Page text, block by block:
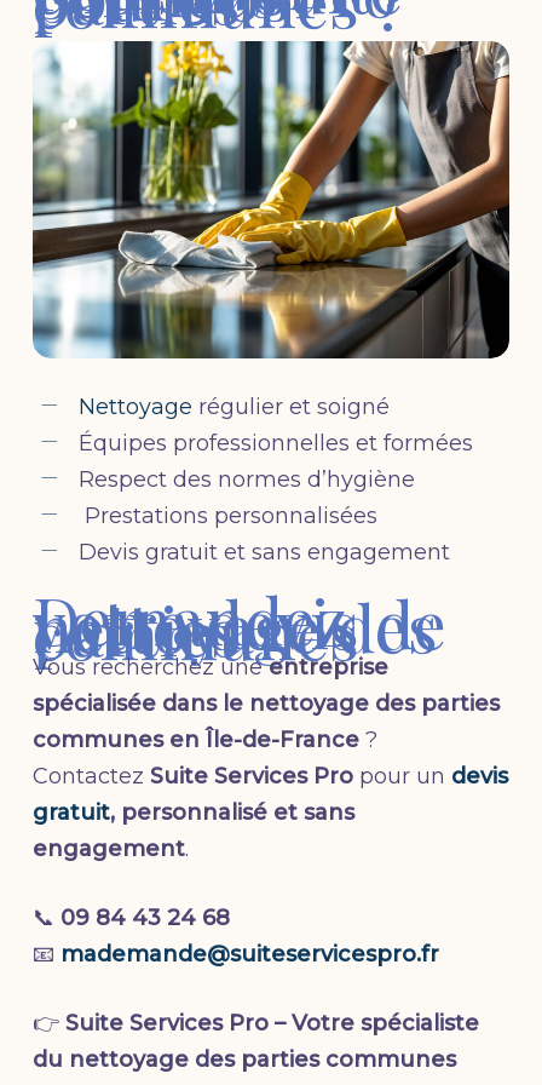
Nettoyage régulier et soigné
Équipes professionnelles et formées
Respect des normes d’hygiène
Prestations personnalisées
Devis gratuit et sans engagement
Demandez
votre devis de
nettoyage des
parties
communes
Vous recherchez uneentreprise
spécialisée dans le nettoyage des parties
communes en Île-de-France?
Contactez Suite Services Propour un devis
gratuit, personnalisé et sans
engagement.
📞 09 84 43 24 68
📧 mademande@suiteservicespro.fr
👉 Suite Services Pro – Votre spécialiste
du nettoyage des parties communes